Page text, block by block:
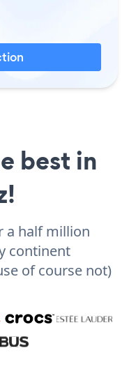
best in
a half million
continent
of course not)